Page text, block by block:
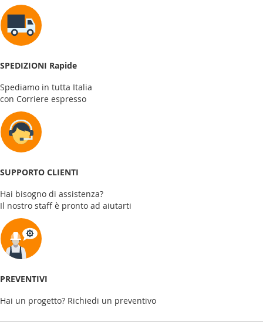
SPEDIZIONI Rapide
Spediamo in tutta Italia
con Corriere espresso
SUPPORTO CLIENTI
Hai bisogno di assistenza?
Il nostro staff è pronto ad aiutarti
PREVENTIVI
Hai un progetto? Richiedi un preventivo